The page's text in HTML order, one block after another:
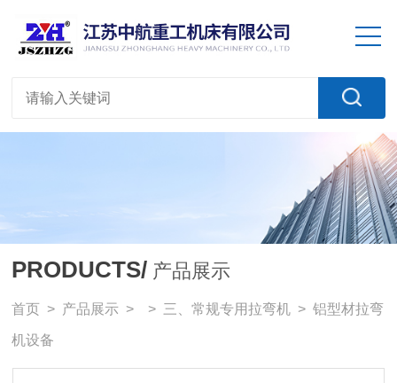
PRODUCTS/ 产品展示
首页 > 产品展示 > > 三、常规专用拉弯机 > 铝型材拉弯
机设备